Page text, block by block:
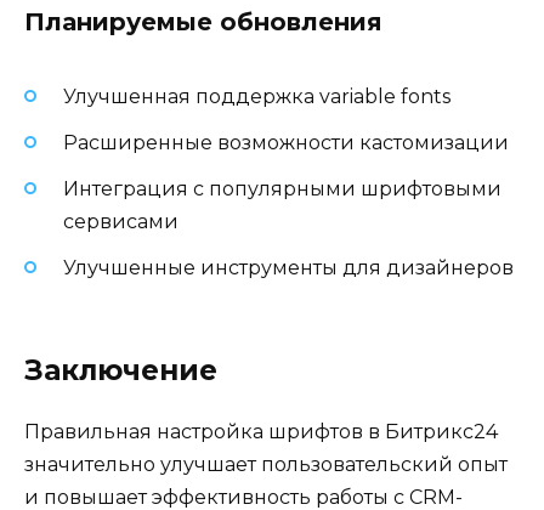
Планируемые обновления
Улучшенная поддержка variable fonts
Расширенные возможности кастомизации
Интеграция с популярными шрифтовыми
сервисами
Улучшенные инструменты для дизайнеров
Заключение
Правильная настройка шрифтов в Битрикс24
значительно улучшает пользовательский опыт
и повышает эффективность работы с CRM-